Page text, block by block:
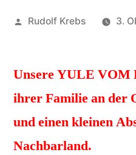
Veröffentlicht
Rudolf Krebs 3.
Unsere YULE
ihrer Familie an der
und einen kleinen
Nachbarland.